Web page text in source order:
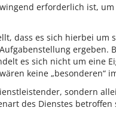
erforderlich ist,
dass es sich hierbei um
ergeben.
es sich nicht um eine
keine „besonderen“
sondern
des Dienstes betroffen